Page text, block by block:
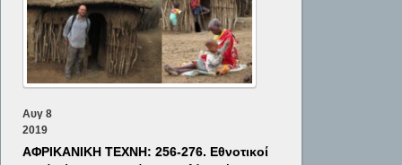
Αυγ 8
2019
AΦΡΙΚΑΝΙΚΗ ΤΕΧΝΗ: 256-276. Εθνοτικοί